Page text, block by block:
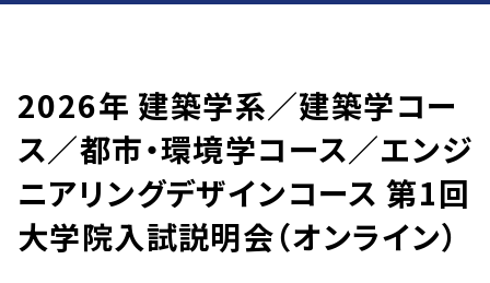
2026年 建築学系／建築学コー
ス／都市・環境学コース／エンジ
ニアリングデザインコース 第1回
大学院入試説明会（オンライン）